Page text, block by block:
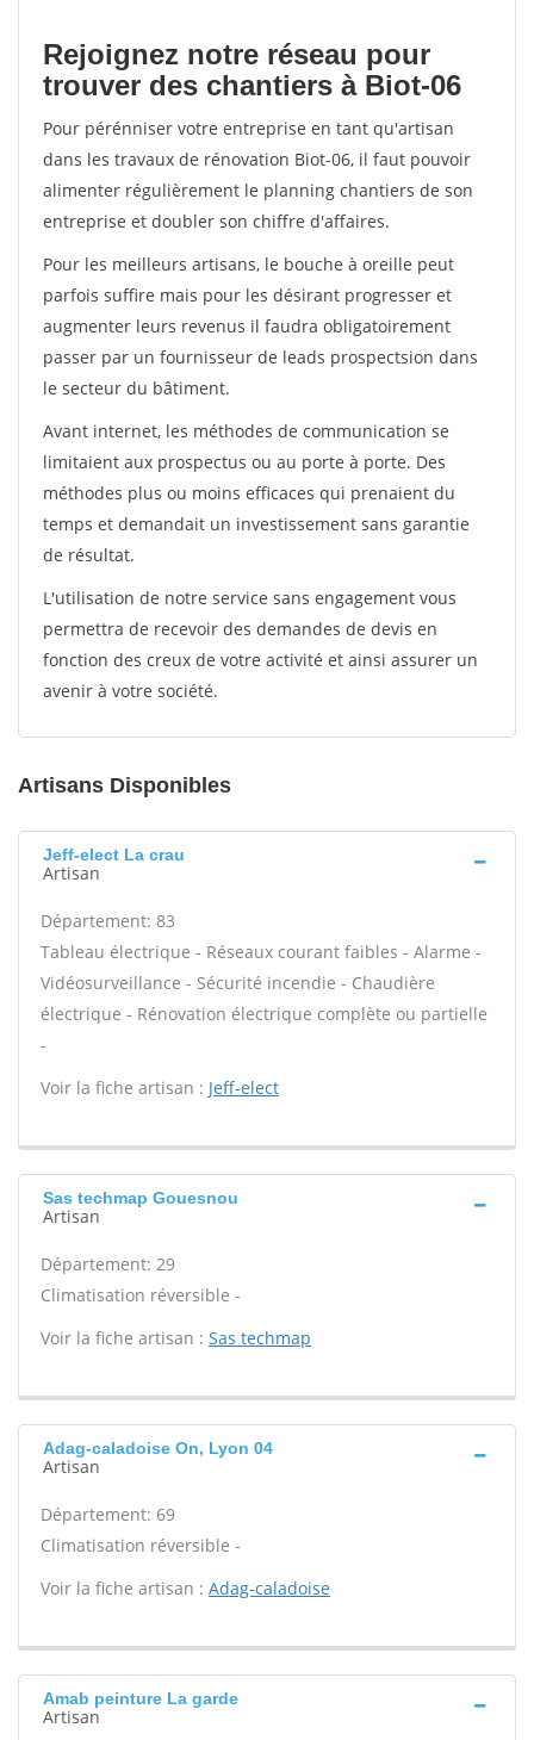
Rejoignez notre réseau pour
trouver des chantiers à Biot-06
Pour pérénniser votre entreprise en tant qu'artisan
dans les travaux de rénovation Biot-06, il faut pouvoir
alimenter régulièrement le planning chantiers de son
entreprise et doubler son chiffre d'affaires.
Pour les meilleurs artisans, le bouche à oreille peut
parfois suffire mais pour les désirant progresser et
augmenter leurs revenus il faudra obligatoirement
passer par un fournisseur de leads prospectsion dans
le secteur du bâtiment.
Avant internet, les méthodes de communication se
limitaient aux prospectus ou au porte à porte. Des
méthodes plus ou moins efficaces qui prenaient du
temps et demandait un investissement sans garantie
de résultat.
L'utilisation de notre service sans engagement vous
permettra de recevoir des demandes de devis en
fonction des creux de votre activité et ainsi assurer un
avenir à votre société.
Artisans Disponibles
Jeff-elect La crau
Artisan
Département: 83
Tableau électrique - Réseaux courant faibles - Alarme -
Vidéosurveillance - Sécurité incendie - Chaudière
électrique - Rénovation électrique complète ou partielle
-
Voir la fiche artisan : Jeff-elect
Sas techmap Gouesnou
Artisan
Département: 29
Climatisation réversible -
Voir la fiche artisan : Sas techmap
Adag-caladoise On, Lyon 04
Artisan
Département: 69
Climatisation réversible -
Voir la fiche artisan : Adag-caladoise
Amab peinture La garde
Artisan